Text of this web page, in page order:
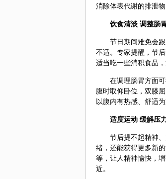
消除体表代谢的排泄
饮食清淡 调整肠
节日期间难免会
不适。专家提醒，节
适当吃一些消积食品
在调理肠胃方面
腹时取仰卧位，双膝
以腹内有热感、舒适
适度运动 缓解压
节后提不起精神
绪，还能获得更多新
等，让人精神愉快，
近。